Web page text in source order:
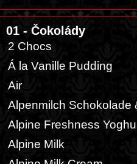
01 - Čokolády
2 Chocs
Á la Vanille Pudding
Air
Alpenmilch Schokolade
Alpine Freshness
Alpine Milk